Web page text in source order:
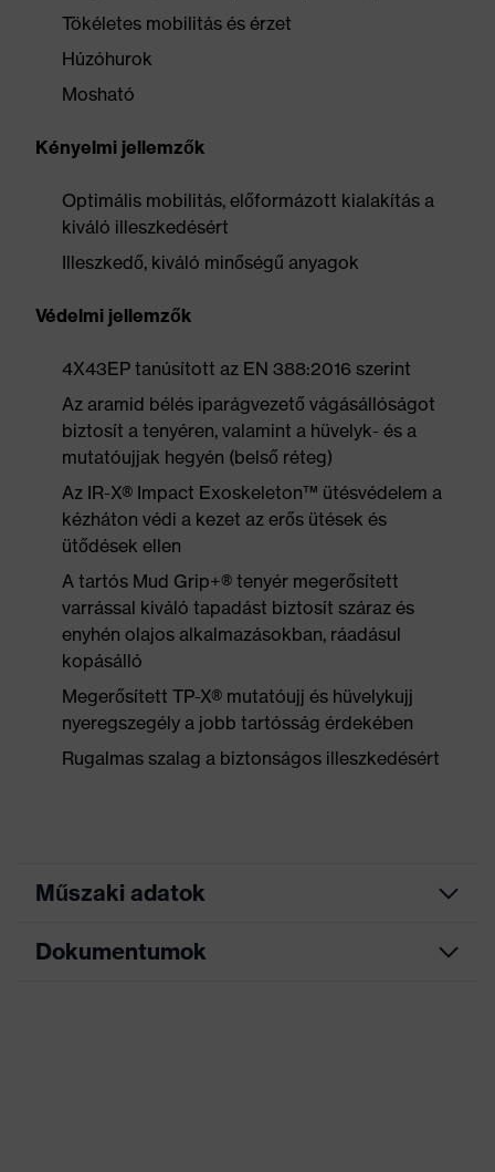
Tökéletes mobilitás és érzet
Húzóhurok
Mosható
Kényelmi jellemzők
Optimális mobilitás, előformázott kialakítás a
kiváló illeszkedésért
Illeszkedő, kiváló minőségű anyagok
Védelmi jellemzők
4X43EP tanúsított az EN 388:2016 szerint
Az aramid bélés iparágvezető vágásállóságot
biztosít a tenyéren, valamint a hüvelyk- és a
mutatóujjak hegyén (belső réteg)
Az IR-X® Impact Exoskeleton™ ütésvédelem a
kézháton védi a kezet az erős ütések és
ütődések ellen
A tartós Mud Grip+® tenyér megerősített
varrással kiváló tapadást biztosít száraz és
enyhén olajos alkalmazásokban, ráadásul
kopásálló
Megerősített TP-X® mutatóujj és hüvelykujj
nyeregszegély a jobb tartósság érdekében
Rugalmas szalag a biztonságos illeszkedésért
Műszaki adatok
Keresőszín (szűrő)
Dokumentumok